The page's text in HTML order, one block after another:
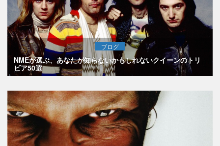
ブログ
NMEが選ぶ、あなたが知らないかもしれないクイーンのトリ
ビア50選